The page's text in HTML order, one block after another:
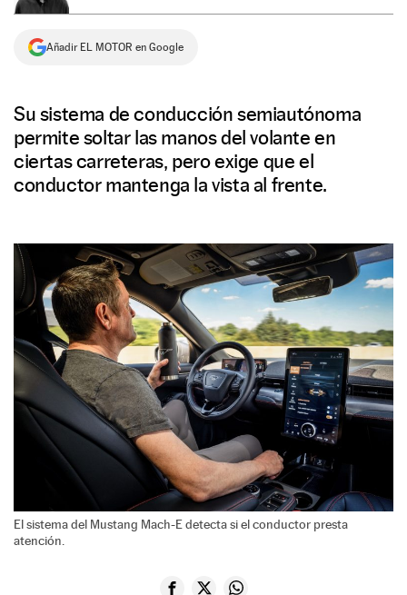
Añadir EL MOTOR en Google
Su sistema de conducción semiautónoma
permite soltar las manos del volante en
ciertas carreteras, pero exige que el
conductor mantenga la vista al frente.
El sistema del Mustang Mach-E detecta si el conductor presta
atención.